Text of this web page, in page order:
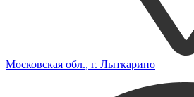
Московская обл., г. Лыткарино